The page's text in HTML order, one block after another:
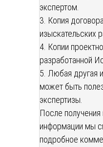
экспертом.
3. Копия
изыскательских
4. Копии
разработанной
5. Любая другая
может быть
экспертизы.
После
информации мы
подробное